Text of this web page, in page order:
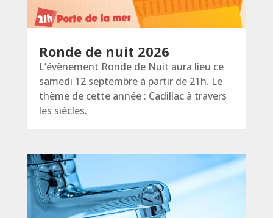
Ronde de nuit 2026
L’évènement Ronde de Nuit aura lieu ce
samedi 12 septembre à partir de 21h. Le
thème de cette année : Cadillac à travers
les siècles.